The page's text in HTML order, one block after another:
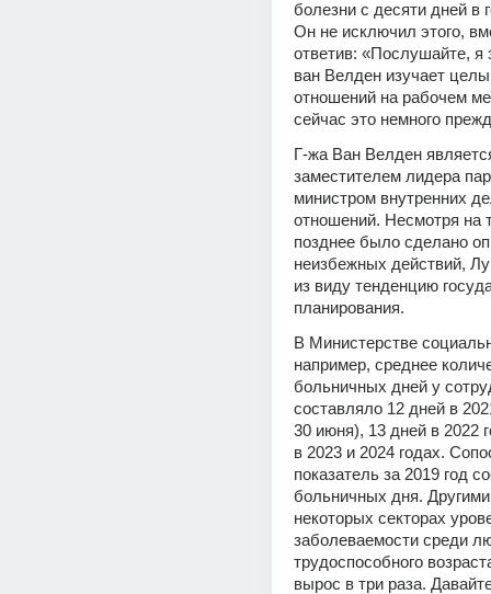
болезни с десяти дней в
Он не исключил этого,
ответив: «Послушайте, я
ван Велден изучает
отношений на рабочем
сейчас это немного
Г-жа Ван Велден
заместителем лидера
министром внутренних
отношений. Несмотря на
позднее было сделано
неизбежных действий,
из виду тенденцию
планирования.
В Министерстве
например, среднее
больничных дней у
составляло 12 дней в
30 июня), 13 дней в 2022
в 2023 и 2024 годах.
показатель за 2019 год
больничных дня.
некоторых секторах
заболеваемости среди
трудоспособного
вырос в три раза.